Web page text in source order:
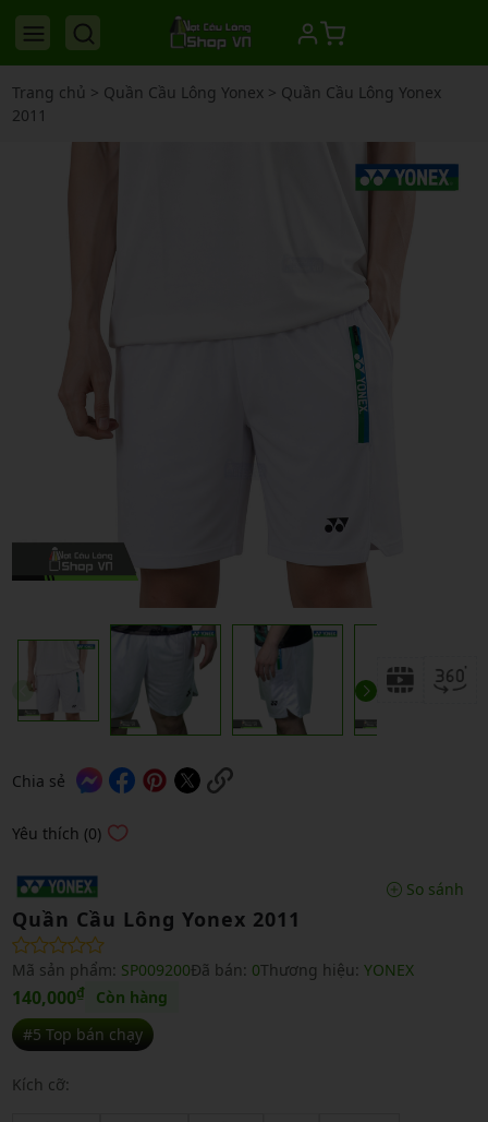
Trang chủ > Quần Cầu Lông Yonex> Quần Cầu Lông Yonex
2011
Chia sẻ
Yêu thích (0)
So sánh
Quần Cầu Lông Yonex 2011
Mã sản phẩm: SP009200Đã bán: 0Thương hiệu: YONEX
140,000₫
Còn hàng
#5 Top bán chạy
Kích cỡ: